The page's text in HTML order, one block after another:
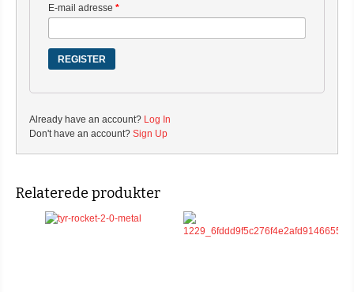
E-mail adresse *
Already have an account? Log In
Don't have an account? Sign Up
Relaterede produkter